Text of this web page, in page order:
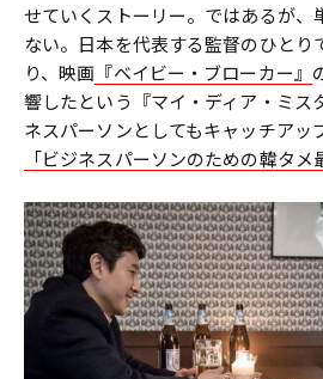
せていくストーリー。ではあるが、
ない。日本を代表する監督のひとり
り、映画 『ベイビー・ブローカー』
響したという『マイ・ディア・ミス
ネスパーソンとしてもキャッチアッ
「ビジネスパーソンのための韓タ